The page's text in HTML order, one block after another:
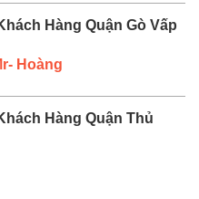
Hàng Quận Gò Vấp
Hoàng
Hàng Quận Thủ